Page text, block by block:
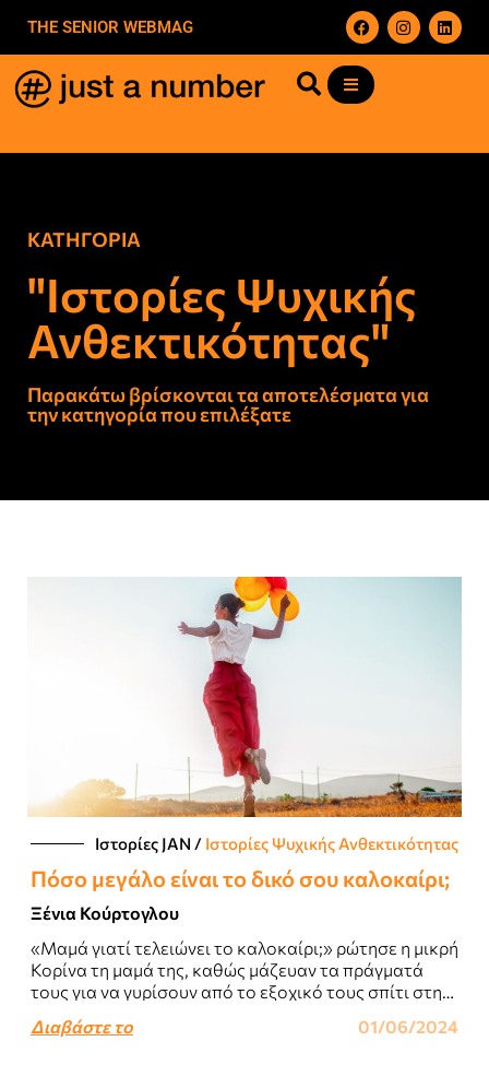
THE SENIOR WEBMAG
ΚΑΤΗΓΟΡΙΑ
"Ιστορίες Ψυχικής
Ανθεκτικότητας"
Παρακάτω βρίσκονται τα αποτελέσματα για
την κατηγορία που επιλέξατε
Ιστορίες JΑΝ / Ιστορίες Ψυχικής Ανθεκτικότητας
Πόσο μεγάλο είναι το δικό σου καλοκαίρι;
Ξένια Κούρτογλου
«Μαμά γιατί τελειώνει το καλοκαίρι;» ρώτησε η μικρή
Κορίνα τη μαμά της, καθώς μάζευαν τα πράγματά
τους για να γυρίσουν από το εξοχικό τους σπίτι στην
Διαβάστε το 01/06/2024